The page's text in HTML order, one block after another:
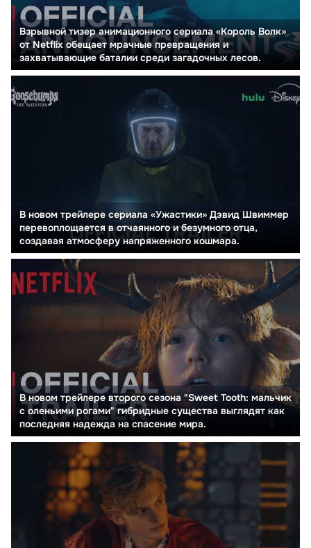
Взрывной тизер анимационного сериала «Король Волк»
от Netflix обещает мрачные превращения и
захватывающие баталии среди загадочных лесов.
В новом трейлере сериала «Ужастики» Дэвид Швиммер
перевоплощается в отчаянного и безумного отца,
создавая атмосферу напряженного кошмара.
В новом трейлере второго сезона "Sweet Tooth: мальчик
с оленьими рогами" гибридные существа выглядят как
последняя надежда на спасение мира.